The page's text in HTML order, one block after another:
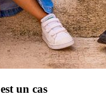
un cas